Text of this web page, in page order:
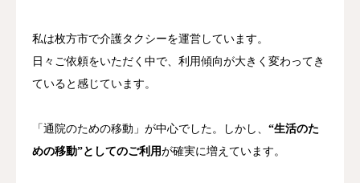
私は枚方市で介護タクシーを運営しています。
日々ご依頼をいただく中で、利用傾向が大きく変わってき
ていると感じています。
「通院のための移動」が中心でした。しかし、 “生活のた
めの移動”としてのご利用が確実に増えています。